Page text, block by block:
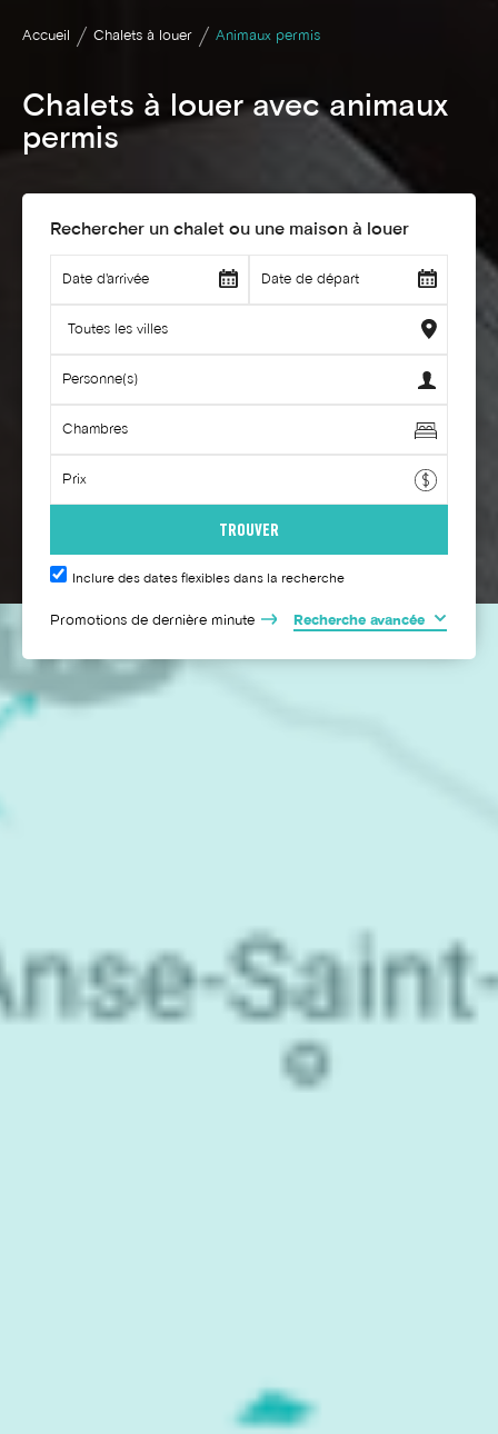
Accueil Chalets à louer Animaux permis
Chalets à louer avec animaux
permis
Rechercher un chalet ou une maison à louer
Inclure des dates flexibles dans la recherche
Promotions de dernière minute Recherche avancée